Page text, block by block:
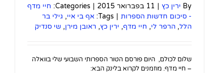
By ירין כץ | 11 בפברואר 2015 |
Categories: חיי מדף
- סיכום חדשות הספרות |
Tags: אף בי איי, גילי בר
הלל, הרפר לי, חיי מדף, ירין כץ, ראובן מירן, שי סנדיק
שלום לכולם, היום פורסם הטור הספרותי השבועי שלי בוואלה
– חיי מדף. מוזמנים לקרוא בלינק הבא: